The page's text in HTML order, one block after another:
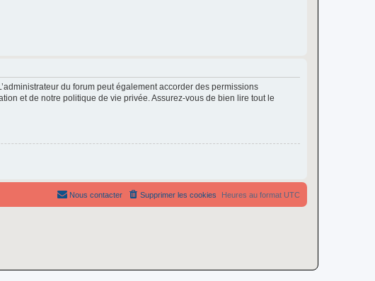
du forum peut également accorder des permissions
et de notre politique de vie privée. Assurez-vous de bien lire tout le
Heures au format UTC
Supprimer les cookies
Nous contacter